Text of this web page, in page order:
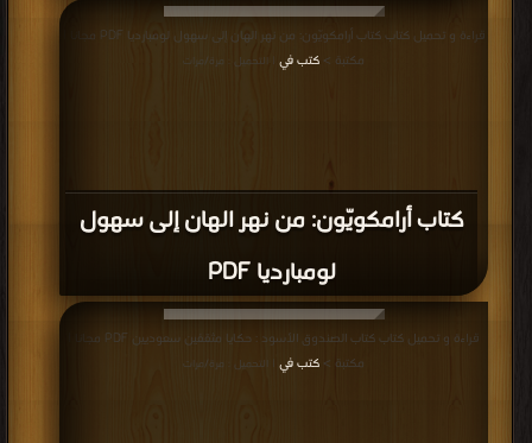
كتاب أرامكويّون: من نهر الهان إلى سهول
لومبارديا PDF
قراءة و تحميل كتاب كتاب أرامكويّون: من نهر الهان إلى سهول لومبارديا PDF مجانا |
مكتبة > كتب في | التحميل : مرة/مرات
قراءة و تحميل كتاب كتاب الصندوق الأسود : حكايا مثقفين سعوديين PDF مجانا |
مكتبة > كتب في | التحميل : مرة/مرات